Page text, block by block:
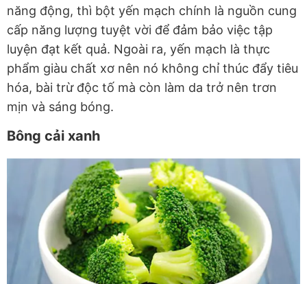
năng động, thì bột yến mạch chính là nguồn cung
cấp năng lượng tuyệt vời để đảm bảo việc tập
luyện đạt kết quả. Ngoài ra, yến mạch là thực
phẩm giàu chất xơ nên nó không chỉ thúc đẩy tiêu
hóa, bài trừ độc tố mà còn làm da trở nên trơn
mịn và sáng bóng.
Bông cải xanh